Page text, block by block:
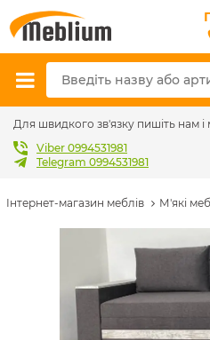
Для швидкого зв'язку пишіть нам
Viber 0994531981
Telegram 0994531981
Інтернет-магазин меблів М'які